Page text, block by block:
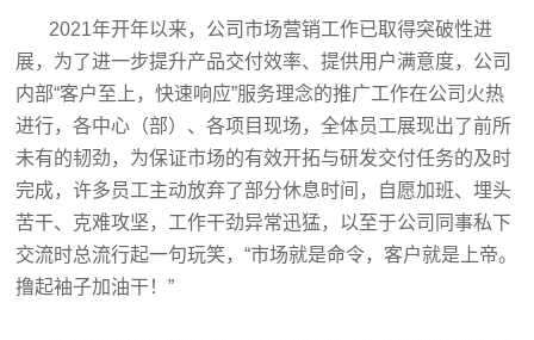
2021年开年以来，公司市场营销工作已取得突破性进
展，为了进一步提升产品交付效率、提供用户满意度，公司
内部“客户至上，快速响应”服务理念的推广工作在公司火热
进行，各中心（部）、各项目现场，全体员工展现出了前所
未有的韧劲，为保证市场的有效开拓与研发交付任务的及时
完成，许多员工主动放弃了部分休息时间，自愿加班、埋头
苦干、克难攻坚，工作干劲异常迅猛，以至于公司同事私下
交流时总流行起一句玩笑，“市场就是命令，客户就是上帝。
撸起袖子加油干！”